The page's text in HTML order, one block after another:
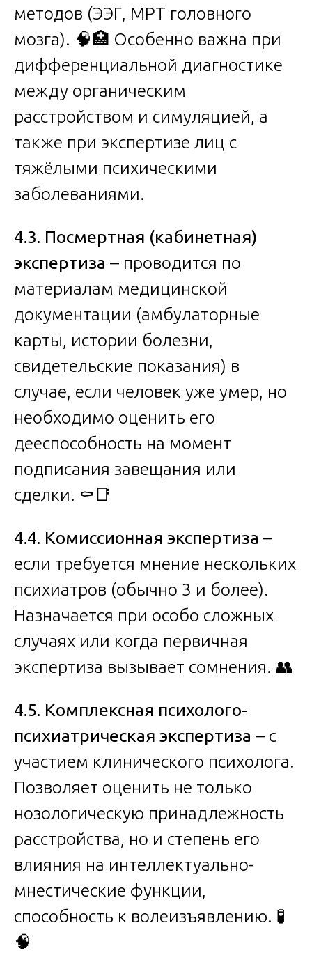
методов (ЭЭГ, МРТ головного
мозга). 🧠🏥 Особенно важна при
дифференциальной диагностике
между органическим
расстройством и симуляцией, а
также при экспертизе лиц с
тяжёлыми психическими
заболеваниями.
4.3. Посмертная (кабинетная)
экспертиза – проводится по
материалам медицинской
документации (амбулаторные
карты, истории болезни,
свидетельские показания) в
случае, если человек уже умер, но
необходимо оценить его
дееспособность на момент
подписания завещания или
сделки. ⚰️📑
4.4. Комиссионная экспертиза –
если требуется мнение нескольких
психиатров (обычно 3 и более).
Назначается при особо сложных
случаях или когда первичная
экспертиза вызывает сомнения. 👥
4.5. Комплексная психолого-
психиатрическая экспертиза – с
участием клинического психолога.
Позволяет оценить не только
нозологическую принадлежность
расстройства, но и степень его
влияния на интеллектуально-
мнестические функции,
способность к волеизъявлению. 🧪
🧠